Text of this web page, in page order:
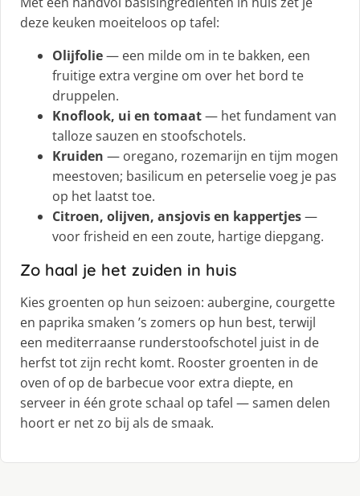
deze keuken moeiteloos op tafel:
Olijfolie— een milde om in te bakken, een
fruitige extra vergine om over het bord te
druppelen.
Knoflook, ui en tomaat— het fundament van
talloze sauzen en stoofschotels.
Kruiden — oregano, rozemarijn en tijm mogen
meestoven; basilicum en peterselie voeg je pas
op het laatst toe.
Citroen, olijven, ansjovis en kappertjes—
voor frisheid en een zoute, hartige diepgang.
Zo haal je het zuiden in huis
Kies groenten op hun seizoen: aubergine, courgette
en paprika smaken ’s zomers op hun best, terwijl
een mediterraanse runderstoofschotel juist in de
herfst tot zijn recht komt. Rooster groenten in de
oven of op de barbecue voor extra diepte, en
serveer in één grote schaal op tafel — samen delen
hoort er net zo bij als de smaak.